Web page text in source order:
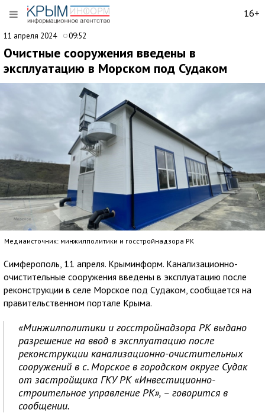
16+
11 апреля 2024 09:52
Очистные сооружения введены в
эксплуатацию в Морском под Судаком
Медиаисточник: минжилполитики и госстройнадзора РК
Симферополь, 11 апреля. Крыминформ. Канализационно-
очистительные сооружения введены в эксплуатацию после
реконструкции в селе Морское под Судаком, сообщается на
правительственном портале Крыма.
«Минжилполитики и госстройнадзора РК выдано
разрешение на ввод в эксплуатацию после
реконструкции канализационно-очистительных
сооружений в с. Морское в городском округе Судак
от застройщика ГКУ РК «Инвестиционно-
строительное управление РК», – говорится в
сообщении.